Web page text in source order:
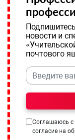
новости и
почтового
Соглашаюсь с
согласие на